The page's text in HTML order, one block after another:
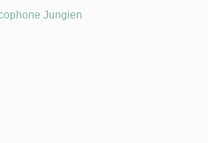
Jungien